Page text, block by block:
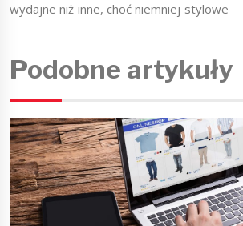
wydajne niż inne, choć niemniej stylowe
Podobne artykuły